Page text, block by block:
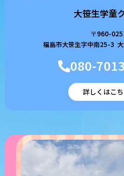
大笹生学童
〒960-
福島市大笹生字中南25-3
080-
詳しくはこ